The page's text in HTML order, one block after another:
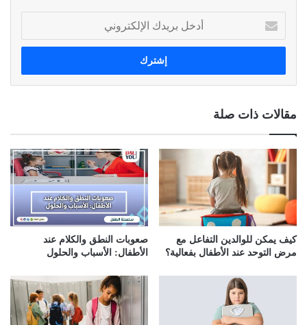
خ
ب
د
ك
ا
ل
إ
ك
ت
ي
مقالات ذات صلة
كيف يمكن للوالدين التفاعل مع
مرض التوحد عند الأطفال بفعالية؟
صعوبات النطق والكلام عند
الأطفال: الأسباب والحلول